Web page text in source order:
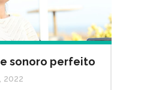
sonoro perfeito
2022